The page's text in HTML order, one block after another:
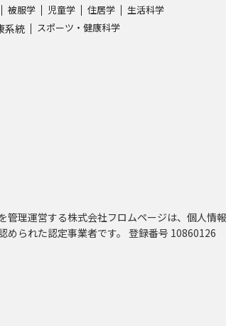
被服学 児童学 住居学 生活科学
系統 スポーツ・健康科学
管理運営する株式会社フロムページは、個人情
められた認定事業者です。 登録番号 10860126